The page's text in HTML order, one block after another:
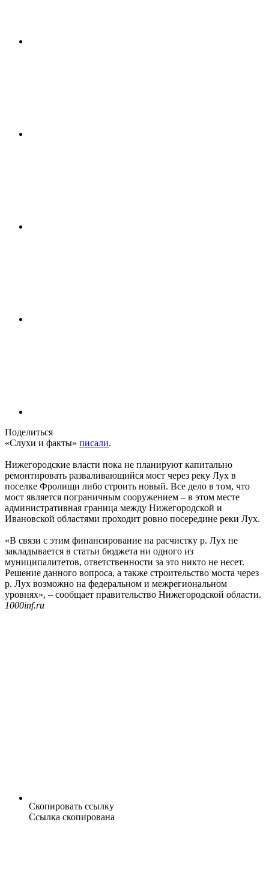
Поделиться
«Слухи и факты» писали.
Нижегородские власти пока не планируют капитально
ремонтировать разваливающийся мост через реку Лух в
поселке Фролищи либо строить новый. Все дело в том, что
мост является пограничным сооружением – в этом месте
административная граница между Нижегородской и
Ивановской областями проходит ровно посередине реки Лух.
«В связи с этим финансирование на расчистку р. Лух не
закладывается в статьи бюджета ни одного из
муниципалитетов, ответственности за это никто не несет.
Решение данного вопроса, а также строительство моста через
р. Лух возможно на федеральном и межрегиональном
уровнях», – сообщает правительство Нижегородской области.
1000inf.ru
Скопировать ссылку
Ссылка скопирована